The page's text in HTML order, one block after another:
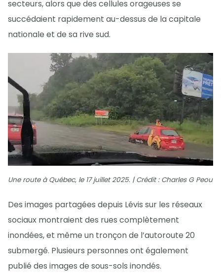
secteurs, alors que des cellules orageuses se
succédaient rapidement au-dessus de la capitale
nationale et de sa rive sud.
Une route à Québec, le 17 juillet 2025. | Crédit : Charles G Peou
Des images partagées depuis Lévis sur les réseaux
sociaux montraient des rues complètement
inondées, et même un tronçon de l’autoroute 20
submergé. Plusieurs personnes ont également
publié des images de sous-sols inondés.